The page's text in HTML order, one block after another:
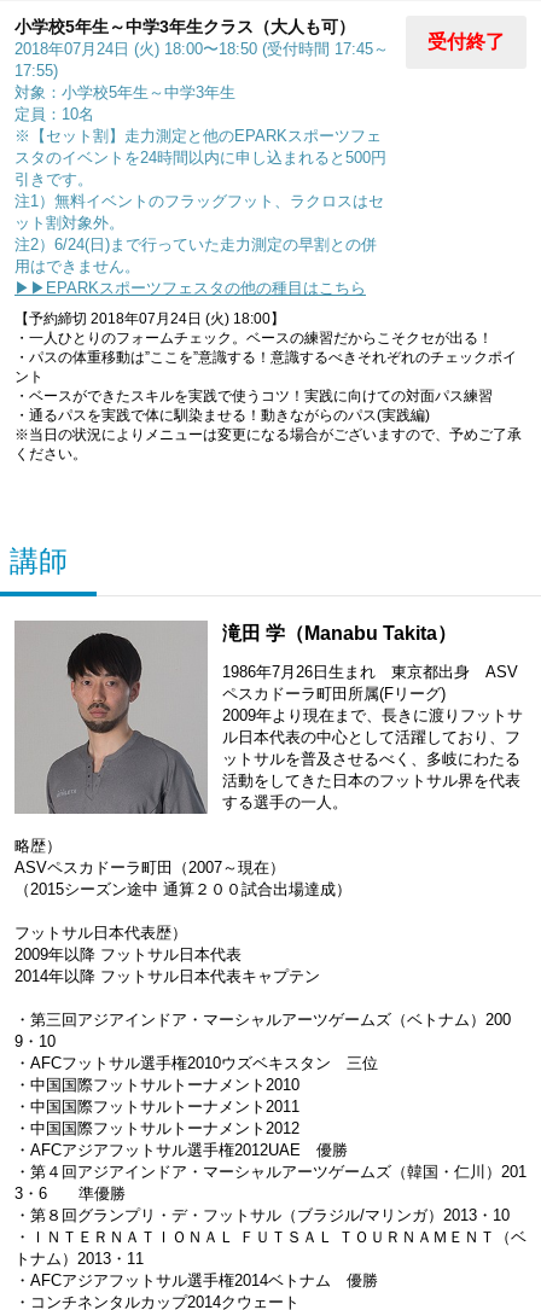
小学校5年生～中学3年生クラス（大人も可）
2018年07月24日 (火) 18:00〜18:50 (受付時間 17:45～
17:55)
対象：小学校5年生～中学3年生
定員：10名
※【セット割】走力測定と他のEPARKスポーツフェ
スタのイベントを24時間以内に申し込まれると500円
引きです。
注1）無料イベントのフラッグフット、ラクロスはセ
ット割対象外。
注2）6/24(日)まで行っていた走力測定の早割との併
用はできません。
▶▶EPARKスポーツフェスタの他の種目はこちら
受付終了
【予約締切 2018年07月24日 (火) 18:00】
・一人ひとりのフォームチェック。ベースの練習だからこそクセが出る！
・パスの体重移動は”ここを”意識する！意識するべきそれぞれのチェックポイ
ント
・ベースができたスキルを実践で使うコツ！実践に向けての対面パス練習
・通るパスを実践で体に馴染ませる！動きながらのパス(実践編)
※当日の状況によりメニューは変更になる場合がございますので、予めご了承
ください。
講師
滝田 学（Manabu Takita）
1986年7月26日生まれ 東京都出身 ASV
ペスカドーラ町田所属(Fリーグ)
2009年より現在まで、長きに渡りフットサ
ル日本代表の中心として活躍しており、フ
ットサルを普及させるべく、多岐にわたる
活動をしてきた日本のフットサル界を代表
する選手の一人。
略歴）
ASVペスカドーラ町田（2007～現在）
（2015シーズン途中 通算２００試合出場達成）
フットサル日本代表歴）
2009年以降 フットサル日本代表
2014年以降 フットサル日本代表キャプテン
・第三回アジアインドア・マーシャルアーツゲームズ（ベトナム）200
9・10
・AFCフットサル選手権2010ウズベキスタン 三位
・中国国際フットサルトーナメント2010
・中国国際フットサルトーナメント2011
・中国国際フットサルトーナメント2012
・AFCアジアフットサル選手権2012UAE 優勝
・第４回アジアインドア・マーシャルアーツゲームズ（韓国・仁川）201
3・6 準優勝
・第８回グランプリ・デ・フットサル（ブラジル/マリンガ）2013・10
・ＩＮＴＥＲＮＡＴＩＯＮＡＬ ＦＵＴＳＡＬ ＴＯＵＲＮＡＭＥＮＴ（ベ
トナム）2013・11
・AFCアジアフットサル選手権2014ベトナム 優勝
・コンチネンタルカップ2014クウェート